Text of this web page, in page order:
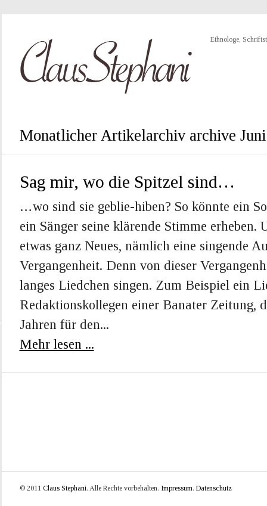
Ethnologe,
Monatlicher Artikelarchiv archive
Sag mir, wo die Spitzel sind…
…wo sind sie geblie-hiben? So könnte ein
ein Sänger seine klärende Stimme erheben.
etwas ganz Neues, nämlich eine singende
Vergangenheit. Denn von dieser
langes Liedchen singen. Zum Beispiel ein
Redaktionskollegen einer Banater Zeitung,
Jahren für den...
Mehr lesen ...
© 2011 Claus Stephani. Alle Rechte vorbehalten. Impressum. Datenschutz